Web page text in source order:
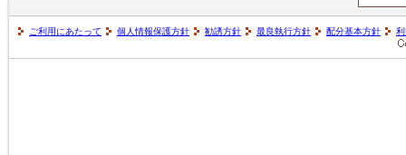
ご利用にあたって 個人情報保護方針 勧誘方針 最良執行方針 配分基本方針